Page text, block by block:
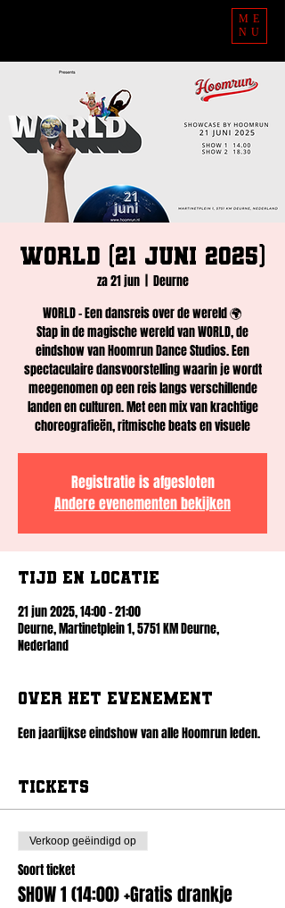
ME
NU
World (21 juni 2025)
za 21 jun
  |
Deurne
WORLD - Een dansreis over de wereld 🌍
Stap in de magische wereld van WORLD, de
eindshow van Hoomrun Dance Studios. Een
spectaculaire dansvoorstelling waarin je wordt
meegenomen op een reis langs verschillende
landen en culturen. Met een mix van krachtige
choreografieën, ritmische beats en visuele
Registratie is afgesloten
Andere evenementen bekijken
Tijd en locatie
21 jun 2025, 14:00 – 21:00
Deurne, Martinetplein 1, 5751 KM Deurne,
Nederland
Over het evenement
Een jaarlijkse eindshow van alle Hoomrun leden.
Tickets
Verkoop geëindigd op
Soort ticket
SHOW 1 (14:00) +Gratis drankje